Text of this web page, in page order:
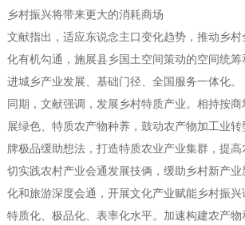
乡村振兴将带来更大的消耗商场
文献指出，适应东说念主口变化趋势，推动乡
化有机勾通，施展县乡国土空间策动的空间统
进城乡产业发展、基础门径、全国服务一体化。
同期，文献强调，发展乡村特质产业。相持按
展绿色、特质农产物种养，鼓动农产物加工业
牌极品缓助想法，打造特质农业产业集群，提
切实践农村产业会通发展技俩，缓助乡村新产
化和旅游深度会通，开展文化产业赋能乡村振
特质化、极品化、表率化水平。加速构建农产